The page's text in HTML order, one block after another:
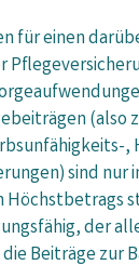
für einen
(also
sind nur
Höchstbetrags
der
Beiträge zur